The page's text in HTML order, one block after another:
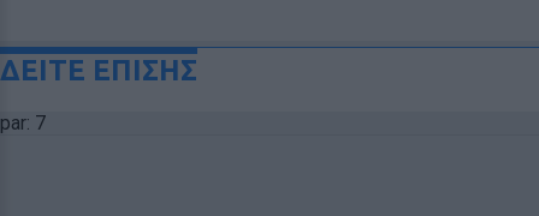
ΔΕΙΤΕ ΕΠΙΣΗΣ
par: 7